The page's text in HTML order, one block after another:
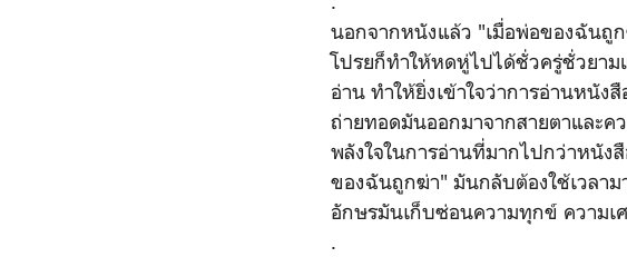
นอกจากหนังแล้ว "เมื่อพ่อของฉันถู
โปรยก็ทำให้หดหู่ไปได้ชั่วครู่ชั่วยา
อ่าน ทำให้ยิ่งเข้าใจว่าการอ่านหนัง
ถ่ายทอดมันออกมาจากสายตาและค
พลังใจในการอ่านที่มากไปกว่าหนัง
ของฉันถูกฆ่า" มันกลับต้องใช้เวลาม
อักษรมันเก็บซ่อนความทุกข์ ความเ
.